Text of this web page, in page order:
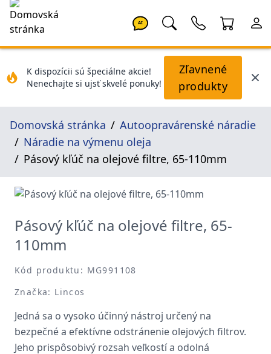
AI
K dispozícii sú špeciálne akcie!
Nenechajte si ujsť skvelé ponuky!
Zľavnené
produkty
Domovská stránka
Autoopravárenské náradie
Náradie na výmenu oleja
Pásový kľúč na olejové filtre, 65-110mm
Pásový kľúč na olejové filtre, 65-
110mm
Kód produktu: MG991108
Značka: Lincos
Jedná sa o vysoko účinný nástroj určený na
bezpečné a efektívne odstránenie olejových filtrov.
Jeho prispôsobivý rozsah veľkostí a odolná